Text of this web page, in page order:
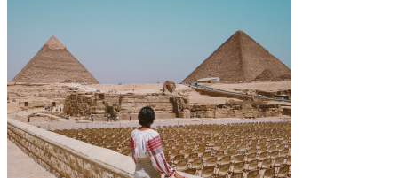
Cipru
258 oferte
de la 1.175 €